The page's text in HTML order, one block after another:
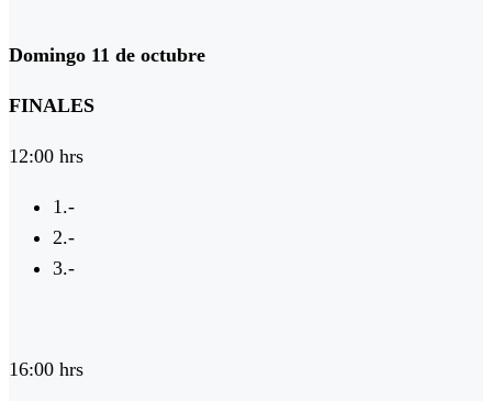
Domingo 11 de octubre
FINALES
12:00 hrs
1.-
2.-
3.-
16:00 hrs